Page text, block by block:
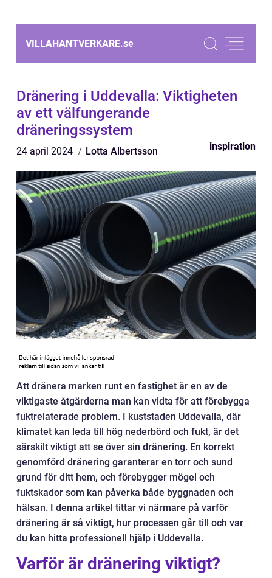
VILLAHANTVERKARE.se
Dränering i Uddevalla: Viktigheten
av ett välfungerande
dräneringssystem
24 april 2024 Lotta Albertsson inspiration
Att dränera marken runt en fastighet är en av de
viktigaste åtgärderna man kan vidta för att förebygga
fuktrelaterade problem. I kuststaden Uddevalla, där
klimatet kan leda till hög nederbörd och fukt, är det
särskilt viktigt att se över sin dränering. En korrekt
genomförd dränering garanterar en torr och sund
grund för ditt hem, och förebygger mögel och
fuktskador som kan påverka både byggnaden och
hälsan. I denna artikel tittar vi närmare på varför
dränering är så viktigt, hur processen går till och var
du kan hitta professionell hjälp i Uddevalla.
Varför är dränering viktigt?